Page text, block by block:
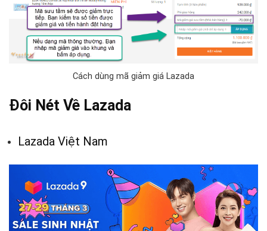
Cách dùng mã giảm giá Lazada
Đôi Nét Về Lazada
Lazada Việt Nam